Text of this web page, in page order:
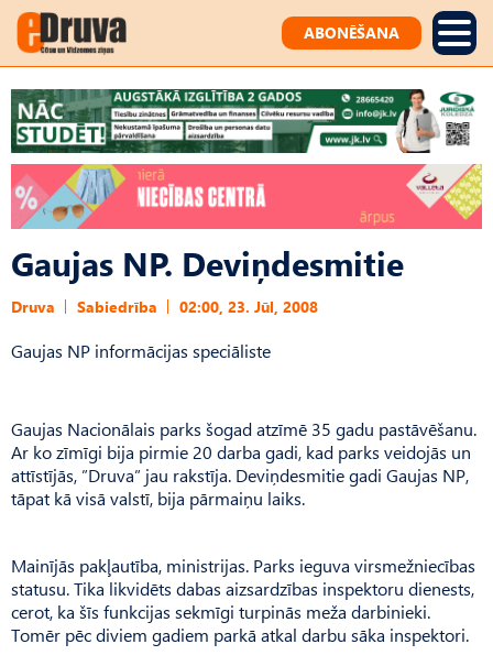
ABONĒŠANA
Gaujas NP. Deviņdesmitie
Druva Sabiedrība 02:00, 23. Jūl, 2008
Gaujas NP informācijas speciāliste
Gaujas Nacionālais parks šogad atzīmē 35 gadu pastāvēšanu.
Ar ko zīmīgi bija pirmie 20 darba gadi, kad parks veidojās un
attīstījās, ”Druva” jau rakstīja. Deviņdesmitie gadi Gaujas NP,
tāpat kā visā valstī, bija pārmaiņu laiks.
Mainījās pakļautība, ministrijas. Parks ieguva virsmežniecības
statusu. Tika likvidēts dabas aizsardzības inspektoru dienests,
cerot, ka šīs funkcijas sekmīgi turpinās meža darbinieki.
Tomēr pēc diviem gadiem parkā atkal darbu sāka inspektori.